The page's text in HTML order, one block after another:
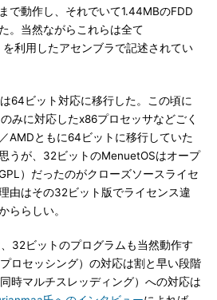
で動作し、それでいて1.44MBのFDD
。当然ながらこれらは全て
を利用したアセンブラで記述されてい
64ビット対応に移行した。この頃に
みに対応したx86プロセッサなどごく
AMDともに64ビットに移行していた
うが、32ビットのMenuetOSはオープ
）だったのがクローズソースライセ
由はその32ビット版でライセンス違
ららしい。
32ビットのプログラムも当然動作す
ロセッシング）の対応は割と早い段階
時マルチスレッディング）への対応は